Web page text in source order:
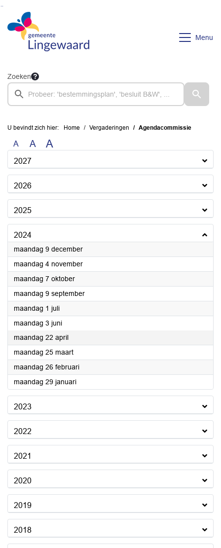
Ga naar de inhoud van deze pagina
Ga naar het zoeken
Ga naar het menu
Menu
Zoeken
U bevindt zich hier: Home Vergaderingen Agendacommissie
A A A
2027
2026
2025
2024
maandag 9 december2024
maandag 4 november2024
maandag 7 oktober2024
maandag 9 september2024
maandag 1 juli2024
maandag 3 juni2024
maandag 22 april2024
maandag 25 maart2024
maandag 26 februari2024
maandag 29 januari2024
2023
2022
2021
2020
2019
2018